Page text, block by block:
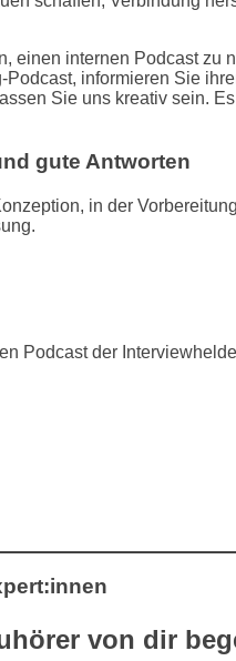
einen internen Podcast
informieren Sie
Sie uns kreativ sein.
gute Antworten
in der
Podcast der
von dir